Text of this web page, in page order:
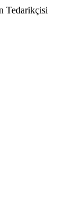
Tedarikçisi